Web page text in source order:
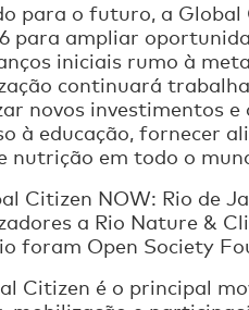
para o futuro, a Global
para ampliar
iniciais rumo à
continuará
novos investimentos
à educação, fornecer
nutrição em todo o
Citizen NOW: Rio de
a Rio Nature &
foram Open Society
Citizen é o principal